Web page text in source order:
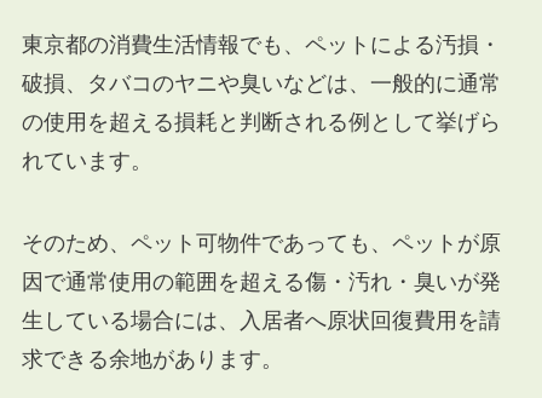
東京都の消費生活情報でも、ペットによる汚損・
破損、タバコのヤニや臭いなどは、一般的に通常
の使用を超える損耗と判断される例として挙げら
れています。
そのため、ペット可物件であっても、ペットが原
因で通常使用の範囲を超える傷・汚れ・臭いが発
生している場合には、入居者へ原状回復費用を請
求できる余地があります。